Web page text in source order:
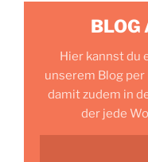
BLOG
Hier kannst du
unserem Blog
damit zudem in
der jede